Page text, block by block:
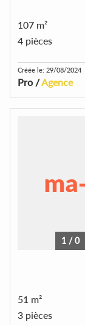
107 m²
4 pièces
Créée le: 29/08/2024
Pro /Agence
1 /0
51 m²
3 pièces